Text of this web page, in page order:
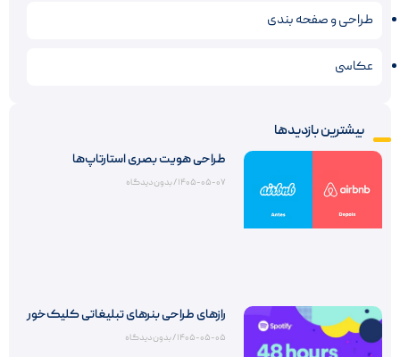
طراحی و صفحه بندی
عکاسی
بیشترین بازدیدها
طراحی هویت بصری استارتاپ‌ها
۱۴۰۵-۰۵-۰۷ بدون دیدگاه
رازهای طراحی بنرهای تبلیغاتی کلیک‌خور
۱۴۰۵-۰۵-۰۵ بدون دیدگاه